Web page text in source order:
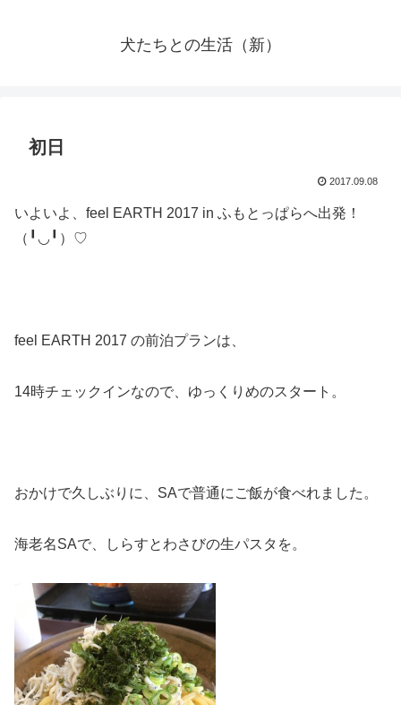
犬たちとの生活（新）
初日
2017.09.08
いよいよ、feel EARTH 2017 in ふもとっぱらへ出発！
（╹◡╹）♡
feel EARTH 2017 の前泊プランは、
14時チェックインなので、ゆっくりめのスタート。
おかけで久しぶりに、SAで普通にご飯が食べれました。
海老名SAで、しらすとわさびの生パスタを。